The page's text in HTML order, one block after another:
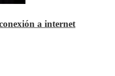
a internet